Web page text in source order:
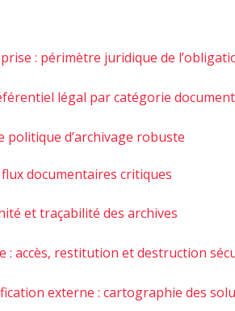
: périmètre juridique de
légal par catégorie
d’archivage robuste
documentaires critiques
et traçabilité des archives
: accès, restitution et destruction
externe : cartographie des